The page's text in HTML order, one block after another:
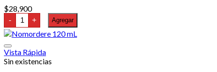
$28,900
- Repelente
No
Muerda
240
cantidad
+ Agregar
Vista Rápida
Sin existencias